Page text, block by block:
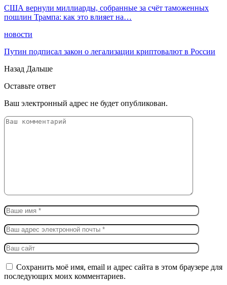
США вернули миллиарды, собранные за счёт таможенных
пошлин Трампа: как это влияет на…
новости
Путин подписал закон о легализации криптовалют в России
Назад Дальше
Оставьте ответ
Ваш электронный адрес не будет опубликован.
Сохранить моё имя, email и адрес сайта в этом браузере для
последующих моих комментариев.